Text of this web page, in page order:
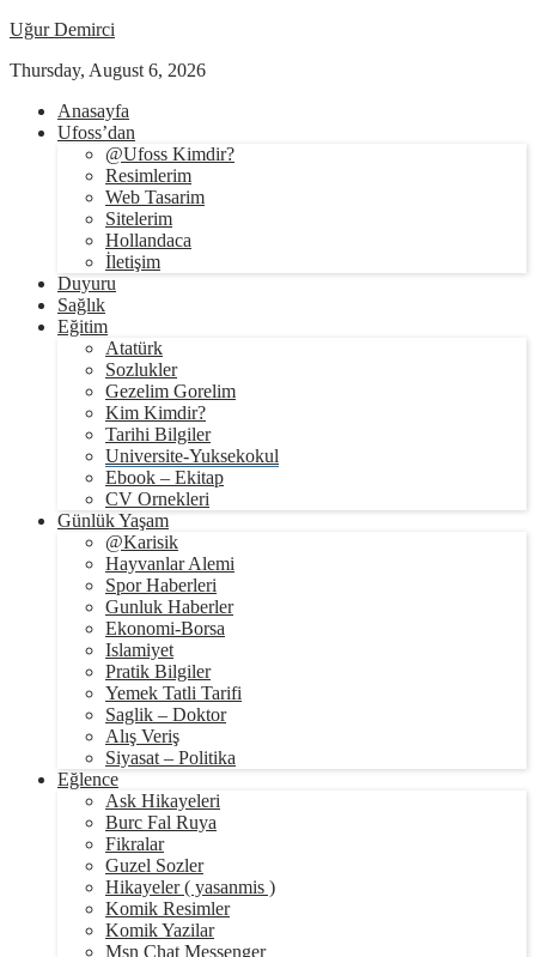
Uğur Demirci
Thursday, August 6, 2026
Anasayfa
Ufoss’dan
@Ufoss Kimdir?
Resimlerim
Web Tasarim
Sitelerim
Hollandaca
İletişim
Duyuru
Sağlık
Eğitim
Atatürk
Sozlukler
Gezelim Gorelim
Kim Kimdir?
Tarihi Bilgiler
Universite-Yuksekokul
Ebook – Ekitap
CV Ornekleri
Günlük Yaşam
@Karisik
Hayvanlar Alemi
Spor Haberleri
Gunluk Haberler
Ekonomi-Borsa
Islamiyet
Pratik Bilgiler
Yemek Tatli Tarifi
Saglik – Doktor
Alış Veriş
Siyasat – Politika
Eğlence
Ask Hikayeleri
Burc Fal Ruya
Fikralar
Guzel Sozler
Hikayeler ( yasanmis )
Komik Resimler
Komik Yazilar
Msn Chat Messenger